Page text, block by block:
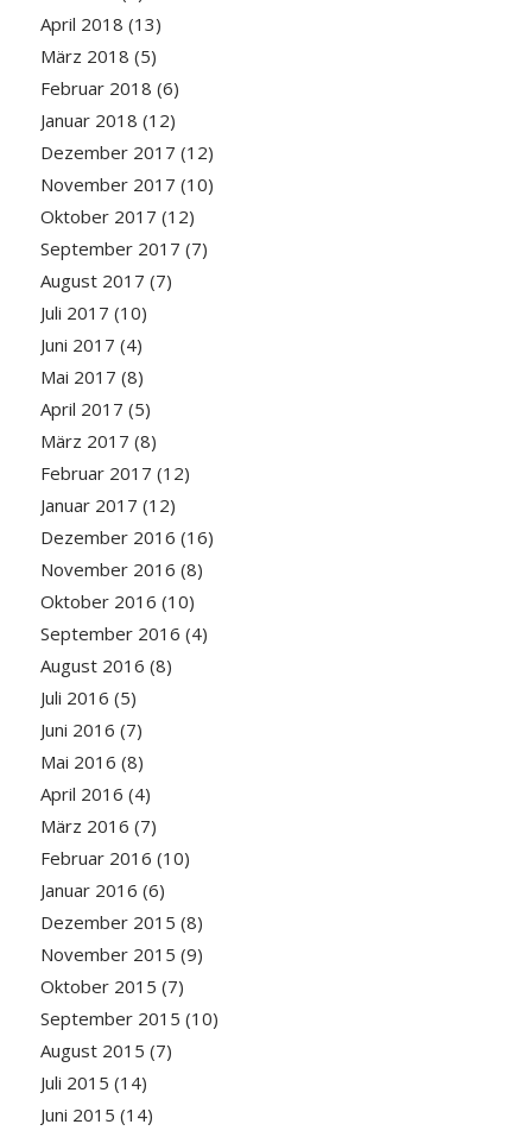
April 2018 (13)
März 2018 (5)
Februar 2018 (6)
Januar 2018 (12)
Dezember 2017 (12)
November 2017 (10)
Oktober 2017 (12)
September 2017 (7)
August 2017 (7)
Juli 2017 (10)
Juni 2017 (4)
Mai 2017 (8)
April 2017 (5)
März 2017 (8)
Februar 2017 (12)
Januar 2017 (12)
Dezember 2016 (16)
November 2016 (8)
Oktober 2016 (10)
September 2016 (4)
August 2016 (8)
Juli 2016 (5)
Juni 2016 (7)
Mai 2016 (8)
April 2016 (4)
März 2016 (7)
Februar 2016 (10)
Januar 2016 (6)
Dezember 2015 (8)
November 2015 (9)
Oktober 2015 (7)
September 2015 (10)
August 2015 (7)
Juli 2015 (14)
Juni 2015 (14)